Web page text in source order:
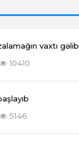
vaxtı gəlib
10410
5146